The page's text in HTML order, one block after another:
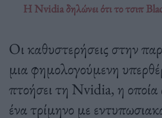
Η Nvidia δηλώνει ότι το τσιπ
Οι καθυστερήσεις στην
μια φημολογούμενη
πτοήσει τη Nvidia, η
ένα τρίμηνο με